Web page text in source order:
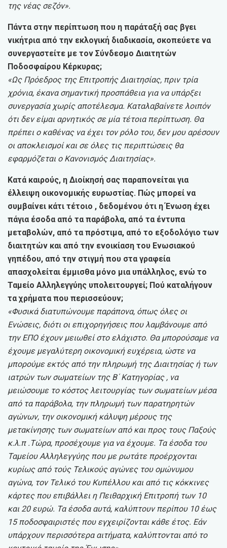
της νέας σεζόν».
Πάντα στην περίπτωση που η παράταξή σας βγει
νικήτρια από την εκλογική διαδικασία, σκοπεύετε να
συνεργαστείτε με τον Σύνδεσμο Διαιτητών
Ποδοσφαίρου Κέρκυρας;
«Ως Πρόεδρος της Επιτροπής Διαιτησίας, πριν τρία
χρόνια, έκανα σημαντική προσπάθεια για να υπάρξει
συνεργασία χωρίς αποτέλεσμα. Καταλαβαίνετε λοιπόν
ότι δεν είμαι αρνητικός σε μία τέτοια περίπτωση. Θα
πρέπει ο καθένας να έχει τον ρόλο του, δεν μου αρέσουν
οι αποκλεισμοί και σε όλες τις περιπτώσεις θα
εφαρμόζεται ο Κανονισμός Διαιτησίας».
Κατά καιρούς, η Διοίκησή σας παραπονείται για
έλλειψη οικονομικής ευρωστίας. Πώς μπορεί να
συμβαίνει κάτι τέτοιο , δεδομένου ότι η Ένωση έχει
πάγια έσοδα από τα παράβολα, από τα έντυπα
μεταβολών, από τα πρόστιμα, από το εξοδολόγιο των
διαιτητών και από την ενοικίαση του Ενωσιακού
γηπέδου, από την στιγμή που στα γραφεία
απασχολείται έμμισθα μόνο μια υπάλληλος, ενώ το
Ταμείο Αλληλεγγύης υπολειτουργεί; Πού καταλήγουν
τα χρήματα που περισσεύουν;
«Φυσικά διατυπώνουμε παράπονα, όπως όλες οι
Ενώσεις, διότι οι επιχορηγήσεις που λαμβάνουμε από
την ΕΠΟ έχουν μειωθεί στο ελάχιστο. Θα μπορούσαμε να
έχουμε μεγαλύτερη οικονομική ευχέρεια, ώστε να
μπορούμε εκτός από την πληρωμή της Διαιτησίας ή των
ιατρών των σωματείων της Β΄ Κατηγορίας , να
μειώσουμε το κόστος λειτουργίας των σωματείων μέσα
από τα παράβολα, την πληρωμή των παρατηρητών
αγώνων, την οικονομική κάλυψη μέρους της
μετακίνησης των σωματείων από και προς τους Παξούς
κ.λ.π .Τώρα, προσέχουμε για να έχουμε. Τα έσοδα του
Ταμείου Αλληλεγγύης που με ρωτάτε προέρχονται
κυρίως από τούς Τελικούς αγώνες του ομώνυμου
αγώνα, τον Τελικό του Κυπέλλου και από τις κόκκινες
κάρτες που επιβάλλει η Πειθαρχική Επιτροπή των 10
και 20 ευρώ. Τα έσοδα αυτά, καλύπτουν περίπου 10 έως
15 ποδοσφαιριστές που εγχειρίζονται κάθε έτος. Εάν
υπάρχουν περισσότερα αιτήματα, καλύπτονται από το